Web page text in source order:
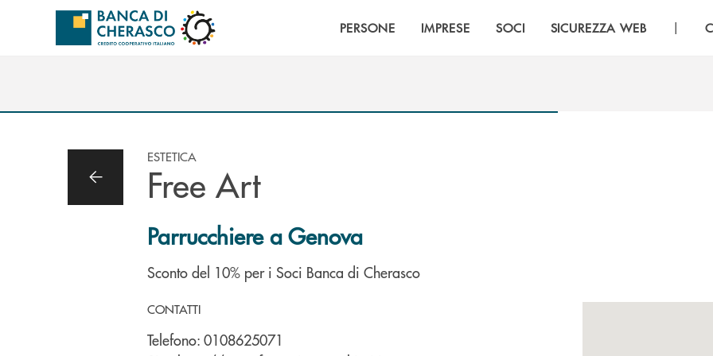
Salta al contenuto principale
PERSONE IMPRESE SOCI SICUREZZA WEB |
ESTETICA
Free Art
Parrucchiere a Genova
Sconto del 10% per i Soci Banca di Cherasco
CONTATTI
Telefono: 0108625071